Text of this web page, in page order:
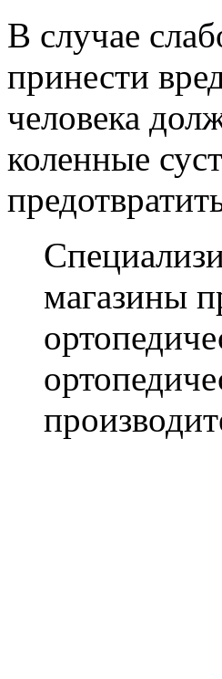
В случае
принести
человека
коленные
магазины